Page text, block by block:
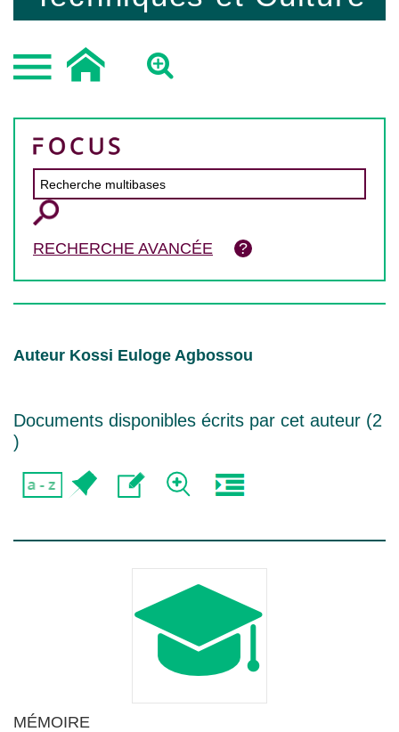
RECHERCHE AVANCÉE
Auteur Kossi Euloge Agbossou
Documents disponibles écrits par cet auteur (2
)
MÉMOIRE